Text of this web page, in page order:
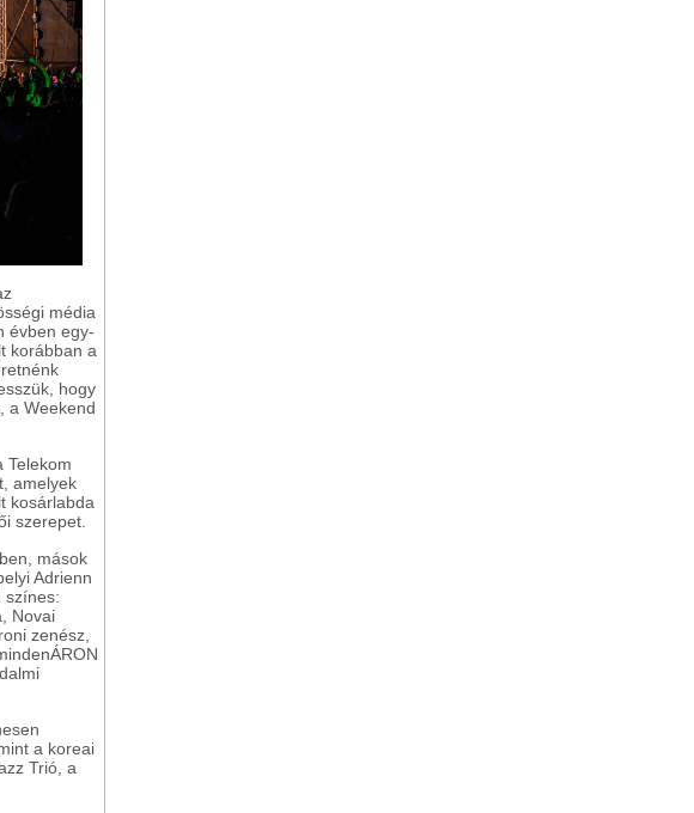
média
évben egy-
korábban a
hogy
a Weekend
Telekom
amelyek
kosárlabda
szerepet.
mások
Adrienn
színes:
Novai
zenész,
a koreai
Trió, a